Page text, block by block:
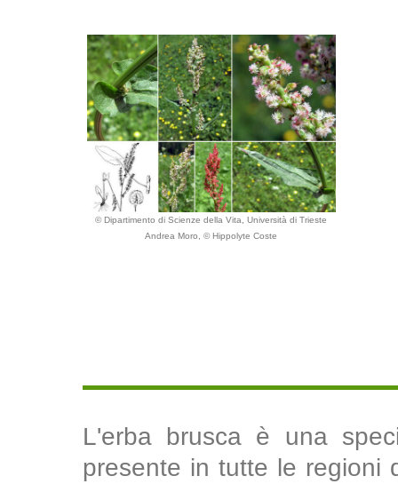
© Dipartimento di Scienze della Vita, Università di Trieste
Andrea Moro, © Hippolyte Coste
L'erba brusca è una
presente in tutte le regioni